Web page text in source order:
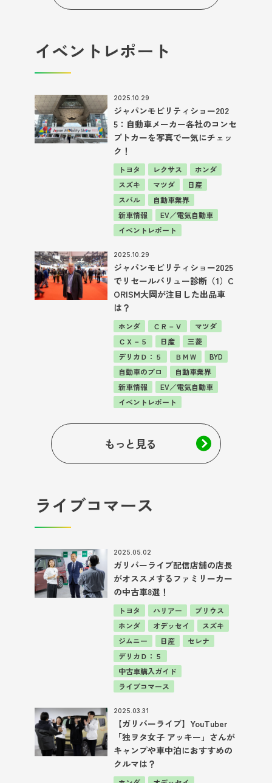
イベントレポート
2025.10.29
ジャパンモビリティショー202
5：自動車メーカー各社のコンセ
プトカーを写真で一気にチェッ
ク！
トヨタ レクサス
ホンダ
スズキ
マツダ
日産
スバル
自動車業界
新車情報
EV／電気自動車
イベントレポート
2025.10.29
ジャパンモビリティショー2025
でリセールバリュー診断（1）C
ORISM大岡が注目した出品車
は？
ホンダ ＣＲ－Ｖ
マツダ
ＣＸ－５
日産
三菱
デリカＤ：５
ＢＭＷ
BYD
自動車のプロ
自動車業界
新車情報
EV／電気自動車
イベントレポート
もっと見る
ライブコマース
2025.05.02
ガリバーライブ配信店舗の店長
がオススメするファミリーカー
の中古車8選！
トヨタ ハリアー
プリウス
ホンダ
オデッセイ
スズキ
ジムニー
日産
セレナ
デリカＤ：５
中古車購入ガイド
ライブコマース
2025.03.31
【ガリバーライブ】YouTuber
「独ヲタ女子 アッキー」さんが
キャンプや車中泊におすすめの
クルマは？